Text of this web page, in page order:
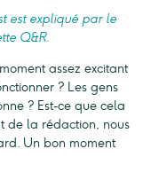
est expliqué par le
Q&R.
assez excitant
? Les gens
? Est-ce que cela
de la rédaction, nous
Un bon moment